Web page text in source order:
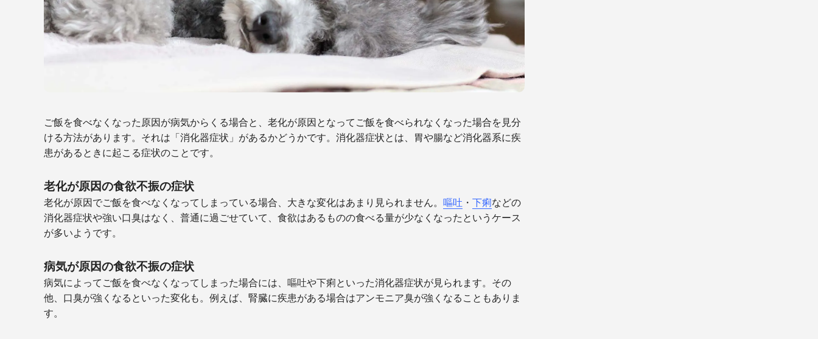
ご飯を食べなくなった原因が病気からくる場合と、老化が原因となってご飯を食べられなくなった場合を見分
ける方法があります。それは「消化器症状」があるかどうかです。消化器症状とは、胃や腸など消化器系に疾
患があるときに起こる症状のことです。
老化が原因の食欲不振の症状
老化が原因でご飯を食べなくなってしまっている場合、大きな変化はあまり見られません。 嘔吐 ・ 下痢などの
消化器症状や強い口臭はなく、普通に過ごせていて、食欲はあるものの食べる量が少なくなったというケース
が多いようです。
病気が原因の食欲不振の症状
病気によってご飯を食べなくなってしまった場合には、 嘔吐や下痢といった消化器症状が見られます。その
他、口臭が強くなるといった変化も。例えば、腎臓に疾患がある場合はアンモニア臭が強くなることもありま
す。